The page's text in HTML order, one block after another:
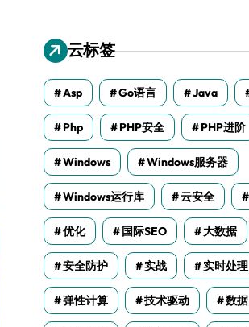
云标签
Asp Go语言 Java
Php PHP安全 PHP进阶
Windows Windows服务器
Windows运行库 云安全
优化 国际SEO 大数据
安全防护 实战 实时处理
弹性计算 技术驱动 数据